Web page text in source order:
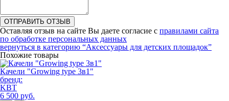
ОТПРАВИТЬ ОТЗЫВ
Оставляя отзыв на сайте Вы даете согласие с правилами сайта
по обработке персональных данных
вернуться в категорию “Аксессуары для детских площадок”
Похожие товары
Качели "Growing type 3в1"
бренд:
KBT
6 500 руб.